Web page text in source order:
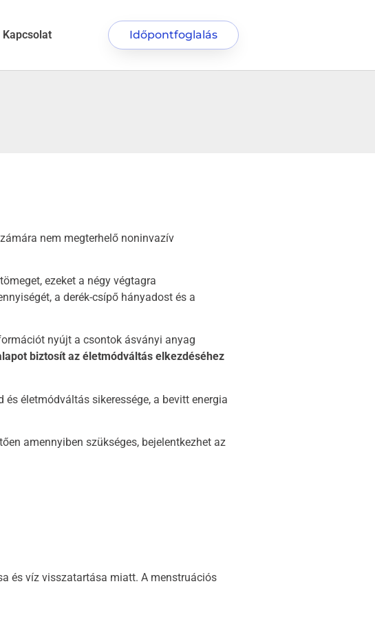
Kapcsolat Időpontfoglalás
nem megterhelő noninvazív
ezeket a négy végtagra
a derék-csípő hányadost és a
nyújt a csontok ásványi anyag
biztosít az életmódváltás elkezdéséhez
életmódváltás sikeressége, a bevitt energia
amennyiben szükséges, bejelentkezhet az
és víz visszatartása miatt. A menstruációs